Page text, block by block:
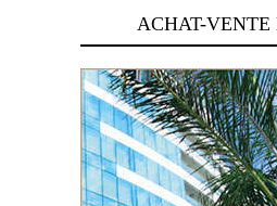
ACHAT-VENTE